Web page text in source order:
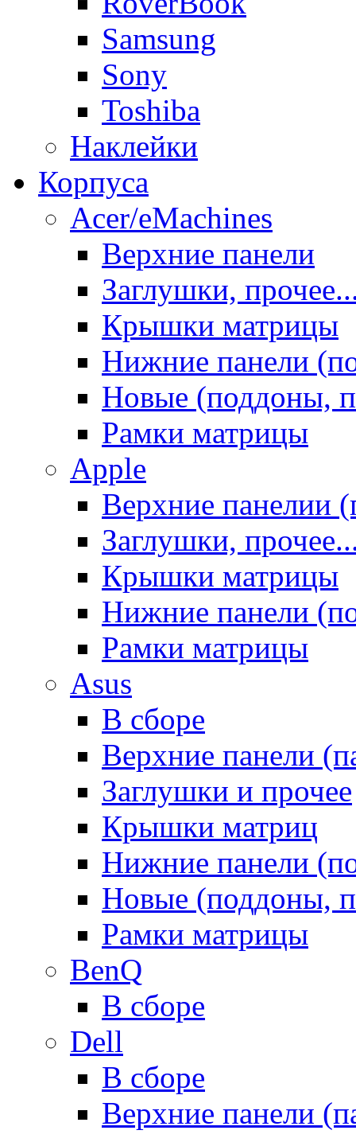
Samsung
Sony
Toshiba
Наклейки
Корпуса
Acer/eMachines
Верхние панели
Заглушки,
Крышки матрицы
Нижние панели
Новые (поддоны,
Рамки матрицы
Apple
Верхние панелии
Заглушки,
Крышки матрицы
Нижние панели
Рамки матрицы
Asus
В сборе
Верхние панели
Заглушки и прочее
Крышки матриц
Нижние панели
Новые (поддоны,
Рамки матрицы
BenQ
В сборе
Dell
В сборе
Верхние панели